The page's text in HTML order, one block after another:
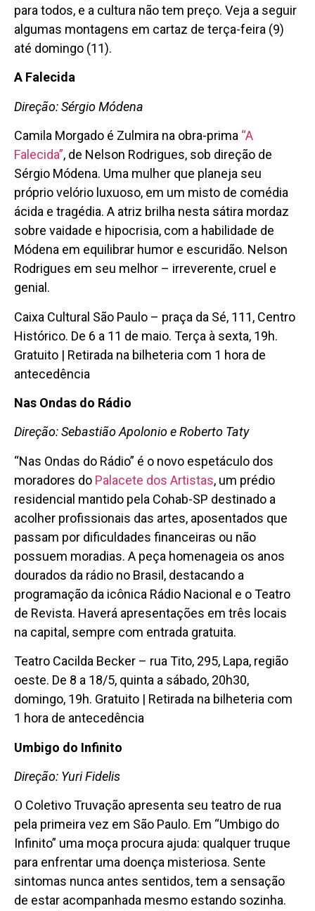
para todos, e a cultura não tem preço. Veja a seguir
algumas montagens em cartaz de terça-feira (9)
até domingo (11).
A Falecida
Direção: Sérgio Módena
Camila Morgado é Zulmira na obra-prima “A
Falecida”, de Nelson Rodrigues, sob direção de
Sérgio Módena. Uma mulher que planeja seu
próprio velório luxuoso, em um misto de comédia
ácida e tragédia. A atriz brilha nesta sátira mordaz
sobre vaidade e hipocrisia, com a habilidade de
Módena em equilibrar humor e escuridão. Nelson
Rodrigues em seu melhor – irreverente, cruel e
genial.
Caixa Cultural São Paulo – praça da Sé, 111, Centro
Histórico. De 6 a 11 de maio. Terça à sexta, 19h.
Gratuito | Retirada na bilheteria com 1 hora de
antecedência
Nas Ondas do Rádio
Direção: Sebastião Apolonio e Roberto Taty
“Nas Ondas do Rádio” é o novo espetáculo dos
moradores do Palacete dos Artistas, um prédio
residencial mantido pela Cohab-SP destinado a
acolher profissionais das artes, aposentados que
passam por dificuldades financeiras ou não
possuem moradias. A peça homenageia os anos
dourados da rádio no Brasil, destacando a
programação da icônica Rádio Nacional e o Teatro
de Revista. Haverá apresentações em três locais
na capital, sempre com entrada gratuita.
Teatro Cacilda Becker – rua Tito, 295, Lapa, região
oeste. De 8 a 18/5, quinta a sábado, 20h30,
domingo, 19h. Gratuito | Retirada na bilheteria com
1 hora de antecedência
Umbigo do Infinito
Direção: Yuri Fidelis
O Coletivo Truvação apresenta seu teatro de rua
pela primeira vez em São Paulo. Em “Umbigo do
Infinito” uma moça procura ajuda: qualquer truque
para enfrentar uma doença misteriosa. Sente
sintomas nunca antes sentidos, tem a sensação
de estar acompanhada mesmo estando sozinha.